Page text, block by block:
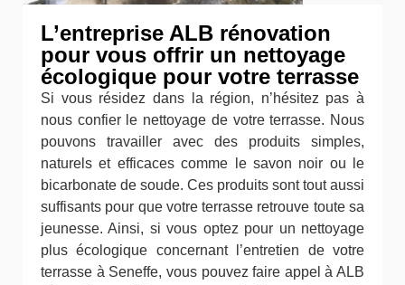
L’entreprise ALB rénovation
pour vous offrir un nettoyage
écologique pour votre terrasse
Si vous résidez dans la région, n’hésitez pas à
nous confier le nettoyage de votre terrasse. Nous
pouvons travailler avec des produits simples,
naturels et efficaces comme le savon noir ou le
bicarbonate de soude. Ces produits sont tout aussi
suffisants pour que votre terrasse retrouve toute sa
jeunesse. Ainsi, si vous optez pour un nettoyage
plus écologique concernant l’entretien de votre
terrasse à Seneffe, vous pouvez faire appel à ALB